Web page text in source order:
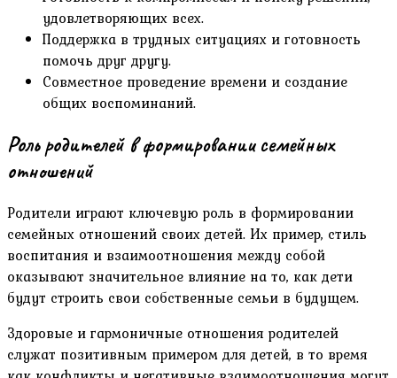
удовлетворяющих всех.
Поддержка в трудных ситуациях и готовность
помочь друг другу.
Совместное проведение времени и создание
общих воспоминаний.
Роль родителей в формировании семейных
отношений
Родители играют ключевую роль в формировании
семейных отношений своих детей. Их пример, стиль
воспитания и взаимоотношения между собой
оказывают значительное влияние на то, как дети
будут строить свои собственные семьи в будущем.
Здоровые и гармоничные отношения родителей
служат позитивным примером для детей, в то время